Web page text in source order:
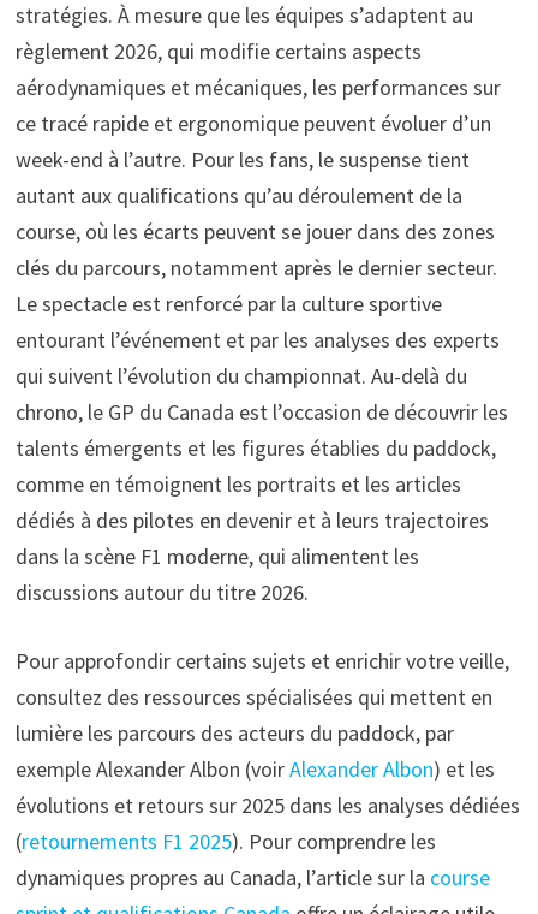
stratégies. À mesure que les équipes s’adaptent au
règlement 2026, qui modifie certains aspects
aérodynamiques et mécaniques, les performances sur
ce tracé rapide et ergonomique peuvent évoluer d’un
week-end à l’autre. Pour les fans, le suspense tient
autant aux qualifications qu’au déroulement de la
course, où les écarts peuvent se jouer dans des zones
clés du parcours, notamment après le dernier secteur.
Le spectacle est renforcé par la culture sportive
entourant l’événement et par les analyses des experts
qui suivent l’évolution du championnat. Au-delà du
chrono, le GP du Canada est l’occasion de découvrir les
talents émergents et les figures établies du paddock,
comme en témoignent les portraits et les articles
dédiés à des pilotes en devenir et à leurs trajectoires
dans la scène F1 moderne, qui alimentent les
discussions autour du titre 2026.
Pour approfondir certains sujets et enrichir votre veille,
consultez des ressources spécialisées qui mettent en
lumière les parcours des acteurs du paddock, par
exemple Alexander Albon (voirAlexander Albon) et les
évolutions et retours sur 2025 dans les analyses dédiées
(retournements F1 2025). Pour comprendre les
dynamiques propres au Canada, l’article sur la course